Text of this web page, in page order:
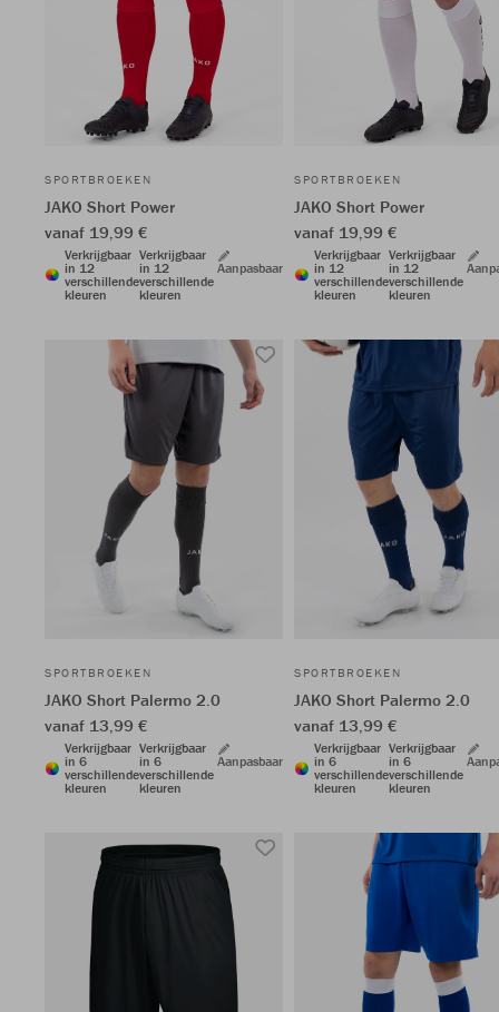
SPORTBROEKEN
JAKO Short Power
vanaf 19,99 €
Verkrijgbaar
in 12
verschillende
kleuren
Verkrijgbaar
in 12
verschillende
kleuren
Aanpasbaar
SPORTBROEKEN
JAKO Short Power
vanaf 19,99 €
Verkrijgbaar
in 12
verschillende
kleuren
Verkrijgbaar
in 12
verschillende
kleuren
SPORTBROEKEN
JAKO Short Palermo 2.0
vanaf 13,99 €
Verkrijgbaar
in 6
verschillende
kleuren
Verkrijgbaar
in 6
verschillende
kleuren
Aanpasbaar
SPORTBROEKEN
JAKO Short Palermo 2.0
vanaf 13,99 €
Verkrijgbaar
in 6
verschillende
kleuren
Verkrijgbaar
in 6
verschillende
kleuren